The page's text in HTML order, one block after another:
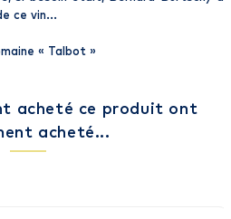
ce vin...
« Talbot »
acheté ce produit ont
acheté...